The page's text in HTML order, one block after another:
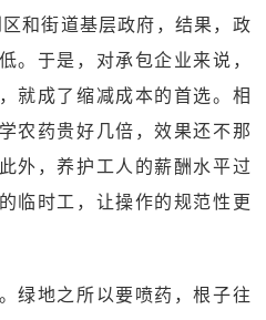
和街道基层政府，结果，政
。于是，对承包企业来说，
就成了缩减成本的首选。相
农药贵好几倍，效果还不那
外，养护工人的薪酬水平过
临时工，让操作的规范性更
绿地之所以要喷药，根子往